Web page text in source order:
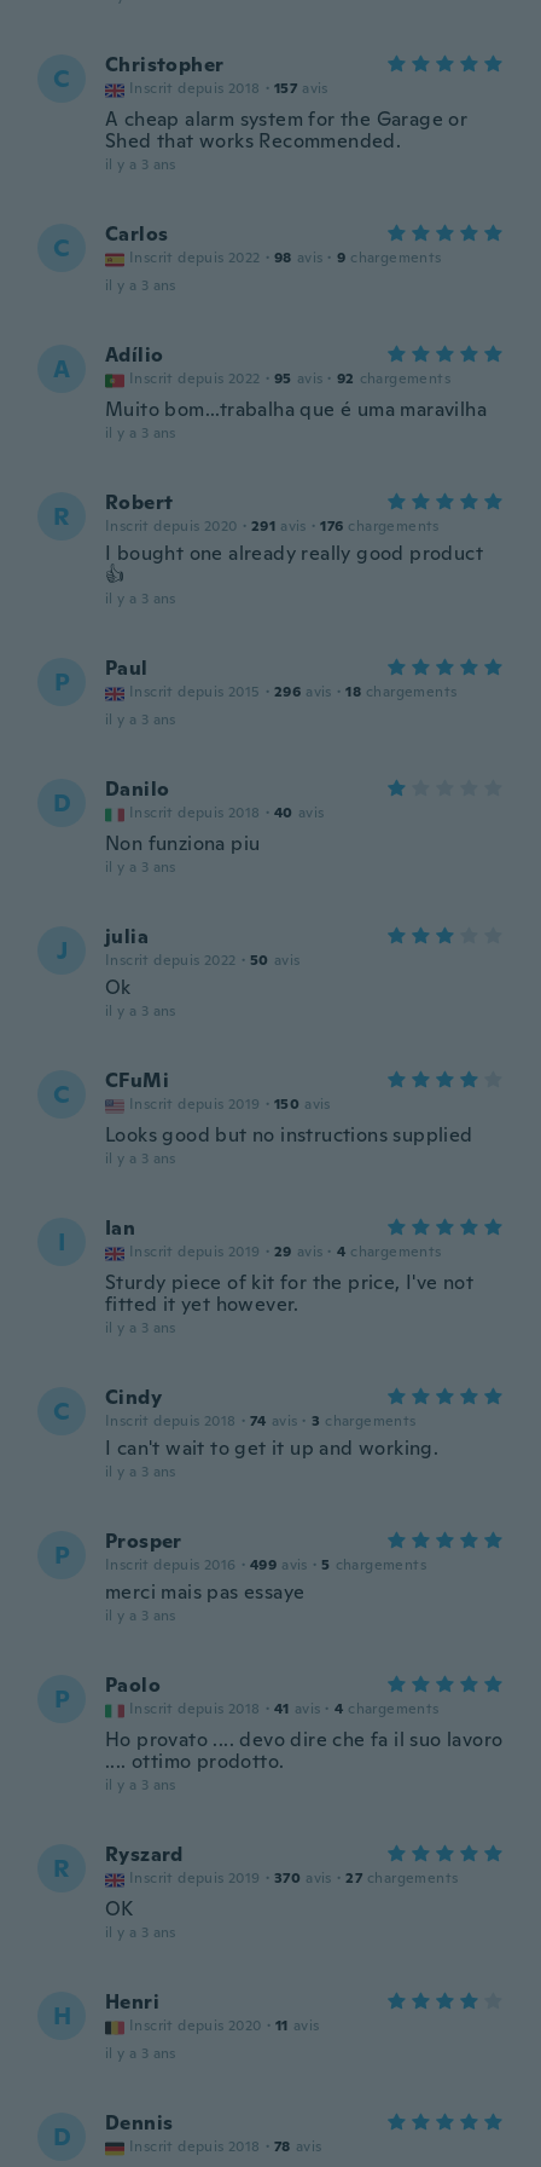
C Christopher
Inscrit depuis 2018 · 157 avis
A cheap alarm system for the Garage or
Shed that works Recommended.
il y a 3 ans
C Carlos
Inscrit depuis 2022 · 98 avis · 9 chargements
il y a 3 ans
A Adílio
Inscrit depuis 2022 · 95 avis · 92 chargements
Muito bom...trabalha que é uma maravilha
il y a 3 ans
R Robert
Inscrit depuis 2020 · 291 avis · 176 chargements
I bought one already really good product
👍
il y a 3 ans
P Paul
Inscrit depuis 2015 · 296 avis · 18 chargements
il y a 3 ans
D Danilo
Inscrit depuis 2018 · 40 avis
Non funziona piu
il y a 3 ans
J julia
Inscrit depuis 2022 · 50 avis
Ok
il y a 3 ans
C CFuMi
Inscrit depuis 2019 · 150 avis
Looks good but no instructions supplied
il y a 3 ans
I Ian
Inscrit depuis 2019 · 29 avis · 4 chargements
Sturdy piece of kit for the price, I've not
fitted it yet however.
il y a 3 ans
C Cindy
Inscrit depuis 2018 · 74 avis · 3 chargements
I can't wait to get it up and working.
il y a 3 ans
P Prosper
Inscrit depuis 2016 · 499 avis · 5 chargements
merci mais pas essaye
il y a 3 ans
P Paolo
Inscrit depuis 2018 · 41 avis · 4 chargements
Ho provato .... devo dire che fa il suo lavoro
.... ottimo prodotto.
il y a 3 ans
R Ryszard
Inscrit depuis 2019 · 370 avis · 27 chargements
OK
il y a 3 ans
H Henri
Inscrit depuis 2020 · 11 avis
il y a 3 ans
D Dennis
Inscrit depuis 2018 · 78 avis